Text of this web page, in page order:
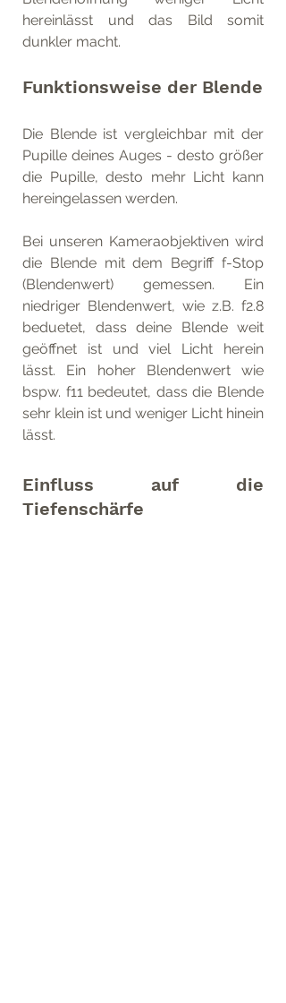
hereinlässt und das Bild somit
dunkler macht.
Funktionsweise der Blende
Die Blende ist vergleichbar mit der
Pupille deines Auges - desto größer
die Pupille, desto mehr Licht kann
hereingelassen werden.
Bei unseren Kameraobjektiven wird
die Blende mit dem Begriff f-Stop
(Blendenwert) gemessen. Ein
niedriger Blendenwert, wie z.B. f2.8
beduetet, dass deine Blende weit
geöffnet ist und viel Licht herein
lässt. Ein hoher Blendenwert wie
bspw. f11 bedeutet, dass die Blende
sehr klein ist und weniger Licht hinein
lässt.
Einfluss auf die
Tiefenschärfe